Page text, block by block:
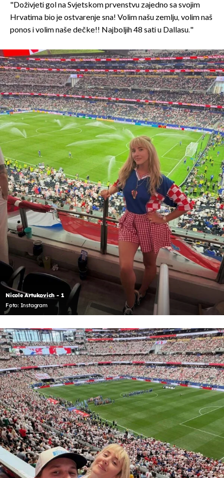
"Doživjeti gol na Svjetskom prvenstvu zajedno sa svojim
Hrvatima bio je ostvarenje sna! Volim našu zemlju, volim naš
ponos i volim naše dečke!! Najboljih 48 sati u Dallasu."
Nicole Artukovich - 1
Foto: Instagram